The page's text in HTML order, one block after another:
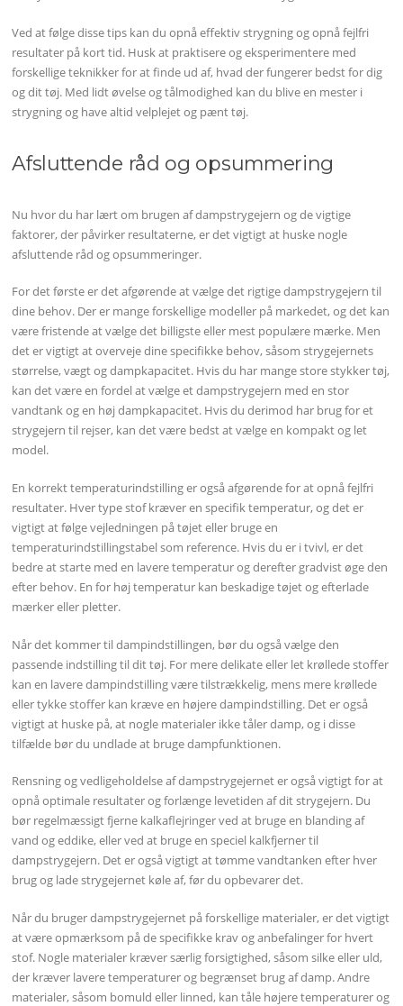
Ved at følge disse tips kan du opnå effektiv strygning og opnå fejlfri
resultater på kort tid. Husk at praktisere og eksperimentere med
forskellige teknikker for at finde ud af, hvad der fungerer bedst for dig
og dit tøj. Med lidt øvelse og tålmodighed kan du blive en mester i
strygning og have altid velplejet og pænt tøj.
Afsluttende råd og opsummering
Nu hvor du har lært om brugen af dampstrygejern og de vigtige
faktorer, der påvirker resultaterne, er det vigtigt at huske nogle
afsluttende råd og opsummeringer.
For det første er det afgørende at vælge det rigtige dampstrygejern til
dine behov. Der er mange forskellige modeller på markedet, og det kan
være fristende at vælge det billigste eller mest populære mærke. Men
det er vigtigt at overveje dine specifikke behov, såsom strygejernets
størrelse, vægt og dampkapacitet. Hvis du har mange store stykker tøj,
kan det være en fordel at vælge et dampstrygejern med en stor
vandtank og en høj dampkapacitet. Hvis du derimod har brug for et
strygejern til rejser, kan det være bedst at vælge en kompakt og let
model.
En korrekt temperaturindstilling er også afgørende for at opnå fejlfri
resultater. Hver type stof kræver en specifik temperatur, og det er
vigtigt at følge vejledningen på tøjet eller bruge en
temperaturindstillingstabel som reference. Hvis du er i tvivl, er det
bedre at starte med en lavere temperatur og derefter gradvist øge den
efter behov. En for høj temperatur kan beskadige tøjet og efterlade
mærker eller pletter.
Når det kommer til dampindstillingen, bør du også vælge den
passende indstilling til dit tøj. For mere delikate eller let krøllede stoffer
kan en lavere dampindstilling være tilstrækkelig, mens mere krøllede
eller tykke stoffer kan kræve en højere dampindstilling. Det er også
vigtigt at huske på, at nogle materialer ikke tåler damp, og i disse
tilfælde bør du undlade at bruge dampfunktionen.
Rensning og vedligeholdelse af dampstrygejernet er også vigtigt for at
opnå optimale resultater og forlænge levetiden af dit strygejern. Du
bør regelmæssigt fjerne kalkaflejringer ved at bruge en blanding af
vand og eddike, eller ved at bruge en speciel kalkfjerner til
dampstrygejern. Det er også vigtigt at tømme vandtanken efter hver
brug og lade strygejernet køle af, før du opbevarer det.
Når du bruger dampstrygejernet på forskellige materialer, er det vigtigt
at være opmærksom på de specifikke krav og anbefalinger for hvert
stof. Nogle materialer kræver særlig forsigtighed, såsom silke eller uld,
der kræver lavere temperaturer og begrænset brug af damp. Andre
materialer, såsom bomuld eller linned, kan tåle højere temperaturer og